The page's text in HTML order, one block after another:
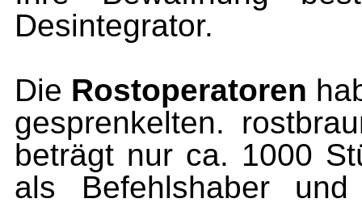
Desintegrator.
Die Rostoperatoren
gesprenkelten.
beträgt nur ca. 1000
als Be­fehlshaber